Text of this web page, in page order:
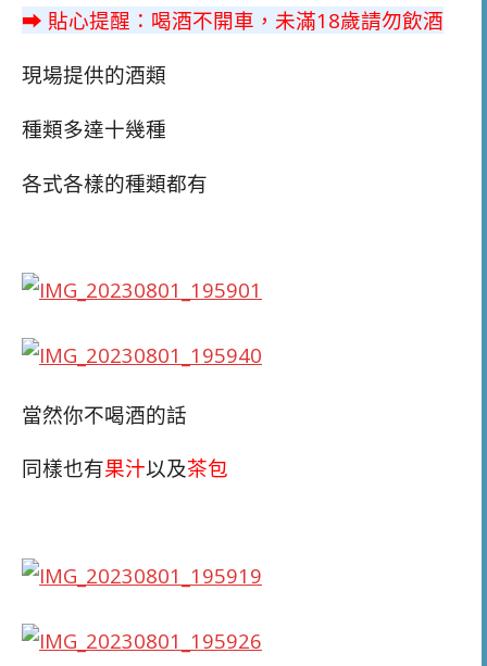
➡ 貼心提醒：喝酒不開車，未滿18歲請勿飲酒
現場提供的酒類
種類多達十幾種
各式各樣的種類都有
當然你不喝酒的話
同樣也有果汁以及茶包